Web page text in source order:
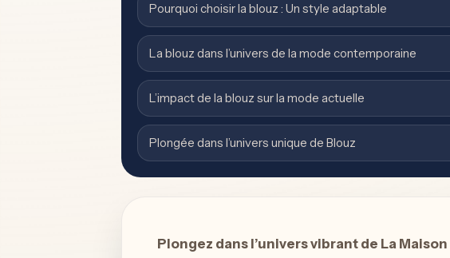
Pourquoi choisir la blouz : Un style adaptable
La blouz dans l’univers de la mode contemporaine
L’impact de la blouz sur la mode actuelle
Plongée dans l’univers unique de Blouz
Plongez dans l’univers vibrant de La Maison